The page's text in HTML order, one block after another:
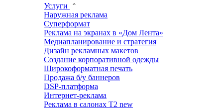
Услуги
Наружная реклама
Суперформат
Реклама на экранах в «Дом Лента»
Медиапланирование и стратегия
Дизайн рекламных макетов
Создание корпоративной одежды
Широкоформатная печать
Продажа б/у баннеров
DSP-платформа
Интернет-реклама
Реклама в салонах T2 new